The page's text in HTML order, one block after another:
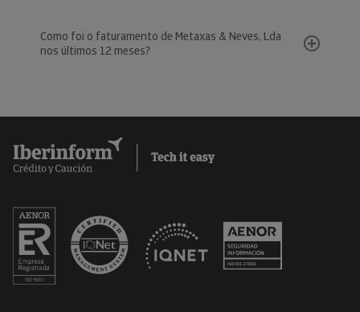
Como foi o faturamento de Metaxas & Neves, Lda
nos últimos 12 meses?